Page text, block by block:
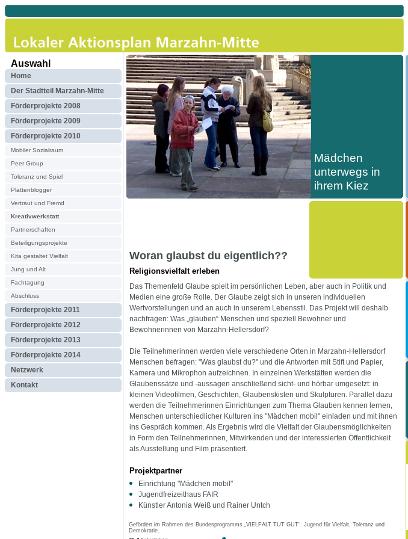
Auswahl
Home
Der Stadtteil Marzahn-Mitte
Förderprojekte 2008
Förderprojekte 2009
Förderprojekte 2010
Mobiler Sozialraum
Peer Group
Toleranz und Spiel
Plattenblogger
Vertraut und Fremd
Kreativwerkstatt
Partnerschaften
Beteiligungsprojekte
Kita gestaltet Vielfalt
Jung und Alt
Fachtagung
Abschluss
Förderprojekte 2011
Förderprojekte 2012
Förderprojekte 2013
Förderprojekte 2014
Netzwerk
Kontakt
Mädchen
unterwegs in
ihrem Kiez
Woran glaubst du eigentlich??
Religionsvielfalt erleben
Das Themenfeld Glaube spielt im persönlichen Leben, aber auch in Politik und
Medien eine große Rolle. Der Glaube zeigt sich in unseren individuellen
Wertvorstellungen und an auch in unserem Lebensstil. Das Projekt will deshalb
nachfragen: Was „glauben“ Menschen und speziell Bewohner und
Bewohnerinnen von Marzahn-Hellersdorf?
Die Teilnehmerinnen werden viele verschiedene Orten in Marzahn-Hellersdorf
Menschen befragen: "Was glaubst du?" und die Antworten mit Stift und Papier,
Kamera und Mikrophon aufzeichnen. In einzelnen Werkstätten werden die
Glaubenssätze und -aussagen anschließend sicht- und hörbar umgesetzt: in
kleinen Videofilmen, Geschichten, Glaubenskisten und Skulpturen. Parallel dazu
werden die Teilnehmerinnen Einrichtungen zum Thema Glauben kennen lernen,
Menschen unterschiedlicher Kulturen ins "Mädchen mobil" einladen und mit ihnen
ins Gespräch kommen. Als Ergebnis wird die Vielfalt der Glaubensmöglichkeiten
in Form den Teilnehmerinnen, Mitwirkenden und der interessierten Öffentlichkeit
als Ausstellung und Film präsentiert.
Projektpartner
Einrichtung "Mädchen mobil"
Jugendfreizeithaus FAIR
Künstler Antonia Weiß und Rainer Untch
Gefördert im Rahmen des Bundesprogramms „VIELFALT TUT GUT“. Jugend für Vielfalt, Toleranz und
Demokratie.